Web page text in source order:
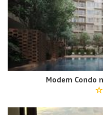
Modern Condo